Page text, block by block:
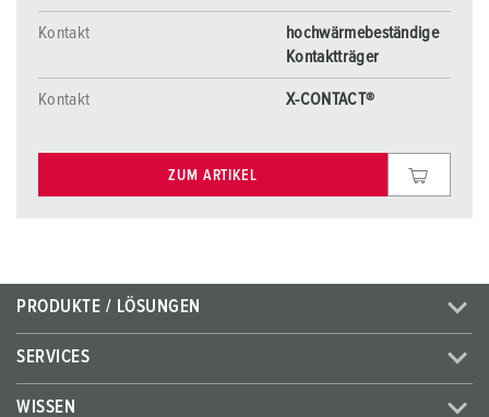
Kontakt
hochwärmebeständige
Kontaktträger
Kontakt X-CONTACT®
ZUM ARTIKEL
PRODUKTE / LÖSUNGEN
SERVICES
WISSEN